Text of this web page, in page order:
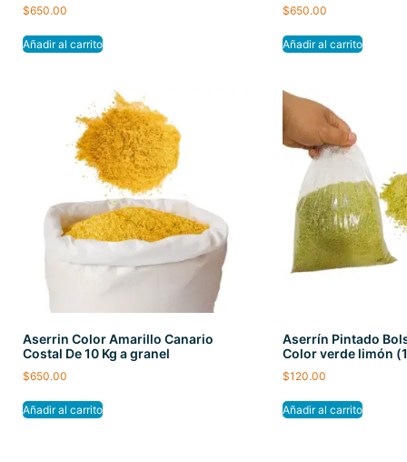
$650.00
Añadir al carrito
$650.00
Añadir al carrito
Aserrin Color Amarillo Canario
Costal De 10 Kg a granel
$650.00
Añadir al carrito
Aserrín Pintado
Color verde limón
$120.00
Añadir al carrito